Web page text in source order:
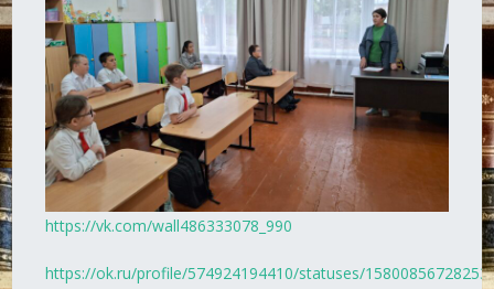
https://vk.com/wall486333078_990
https://ok.ru/profile/574924194410/statuses/